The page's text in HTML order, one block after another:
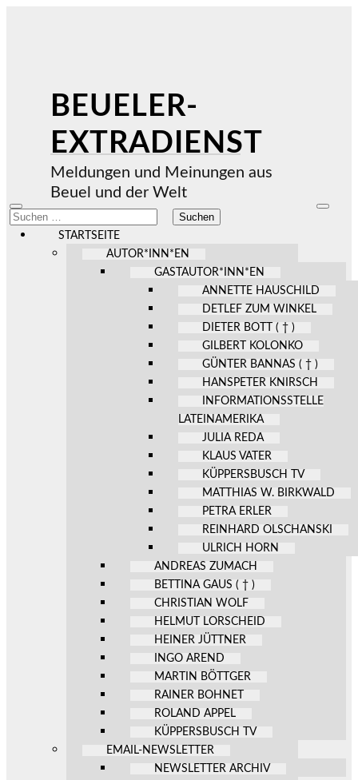
BEUELER-
EXTRADIENST
Meldungen und Meinungen aus
Beuel und der Welt
Mobile-
Menü
ein-/ausblenden
Suchen
nach:
STARTSEITE
AUTOR*INN*EN
GASTAUTOR*INN*EN
ANNETTE HAUSCHILD
DETLEF ZUM WINKEL
DIETER BOTT ( † )
GILBERT KOLONKO
GÜNTER BANNAS ( † )
HANSPETER KNIRSCH
INFORMATIONSSTELLE
LATEINAMERIKA
JULIA REDA
KLAUS VATER
KÜPPERSBUSCH TV
MATTHIAS W. BIRKWALD
PETRA ERLER
REINHARD OLSCHANSKI
ULRICH HORN
ANDREAS ZUMACH
BETTINA GAUS ( † )
CHRISTIAN WOLF
HELMUT LORSCHEID
HEINER JÜTTNER
INGO AREND
MARTIN BÖTTGER
RAINER BOHNET
ROLAND APPEL
KÜPPERSBUSCH TV
EMAIL-NEWSLETTER
NEWSLETTER ARCHIV